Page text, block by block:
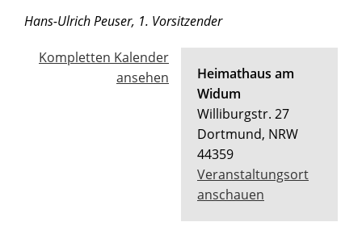
Hans-Ulrich Peuser, 1. Vorsitzender
Heimathaus am
Widum
Williburgstr. 27
Dortmund, NRW
44359
Veranstaltungsort
anschauen
Kompletten Kalender
ansehen